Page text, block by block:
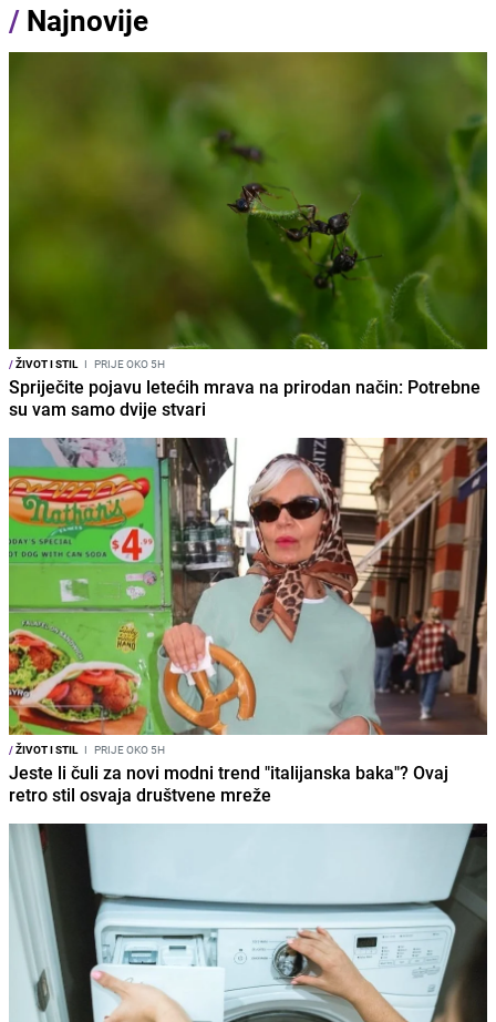
/ Najnovije
/ŽIVOT I STIL I PRIJE OKO 5H
Spriječite pojavu letećih mrava na prirodan način: Potrebne
su vam samo dvije stvari
/ŽIVOT I STIL I PRIJE OKO 5H
Jeste li čuli za novi modni trend "italijanska baka"? Ovaj
retro stil osvaja društvene mreže